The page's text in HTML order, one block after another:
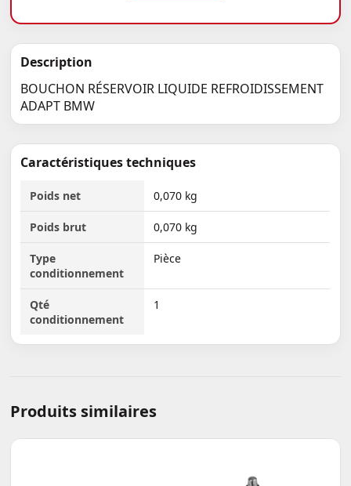
Description
BOUCHON RÉSERVOIR LIQUIDE REFROIDISSEMENT
ADAPT BMW
Caractéristiques techniques
Poids net 0,070 kg
Poids brut 0,070 kg
Type
conditionnement
Pièce
Qté
conditionnement
1
Produits similaires